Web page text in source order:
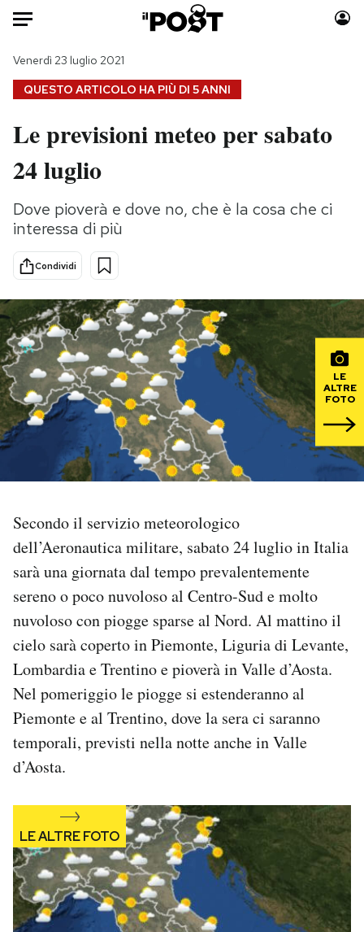
HOME
Italia
Politica
Tecnologia
Internet
Scienza
Cultura
Economia
Sport
Moda
Storie/Idee
Altrecose
Mondiali calcio 2026
PODCAST
NEWSLETTER
SHOP
AREA PERSONALE
Area Personale
Newsletter
Notifiche mobile
Regala il Post
Esci
QUESTO ARTICOLO HA PIÙ DI 5 ANNI
Venerdì 23 luglio 2021
Le previsioni meteo per sabato
24 luglio
Dove pioverà e dove no, che è la cosa che ci
interessa di più
Condividi
LE
ALTRE
FOTO
Secondo il servizio meteorologico
dell’Aeronautica militare, sabato 24 luglio in Italia
sarà una giornata dal tempo prevalentemente
sereno o poco nuvoloso al Centro-Sud e molto
nuvoloso con piogge sparse al Nord. Al mattino il
cielo sarà coperto in Piemonte, Liguria di Levante,
Lombardia e Trentino e pioverà in Valle d’Aosta.
Nel pomeriggio le piogge si estenderanno al
Piemonte e al Trentino, dove la sera ci saranno
temporali, previsti nella notte anche in Valle
d’Aosta.